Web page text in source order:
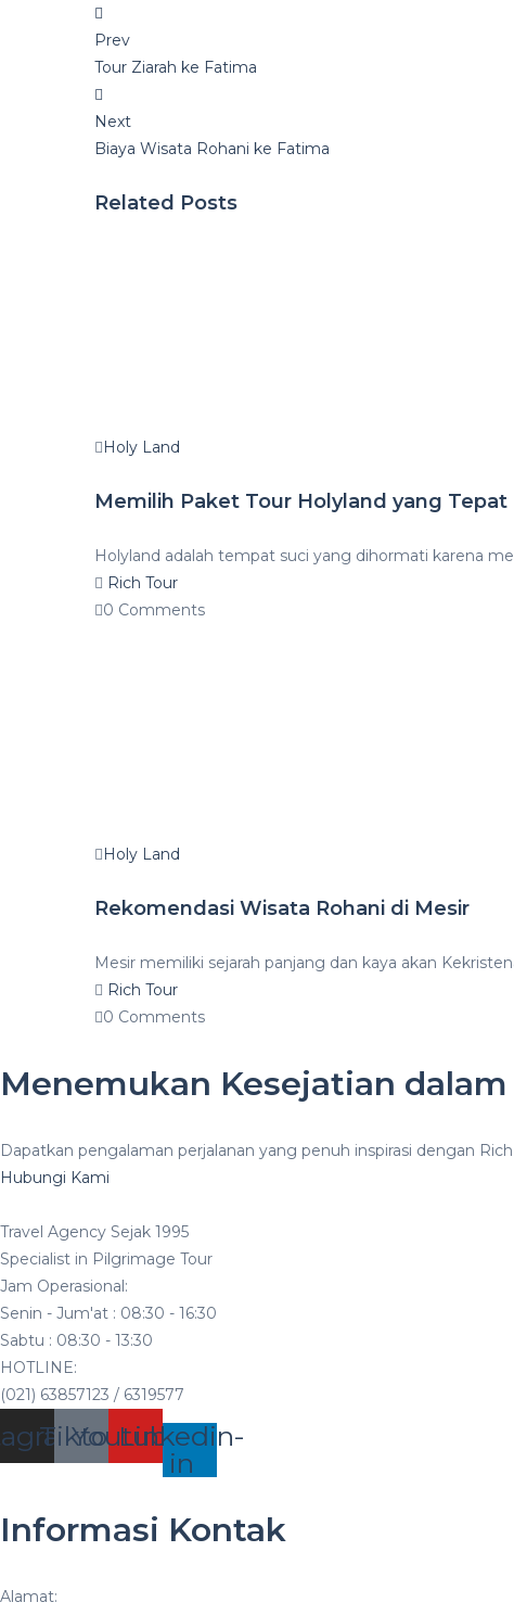
Post
navigation
Prev
Tour Ziarah ke Fatima
Next
Biaya Wisata Rohani ke Fatima
Related Posts
Holy Land
Memilih Paket Tour Holyland yang Tepat
Holyland adalah tempat suci yang dihormati karena
Rich Tour
0 Comments
Holy Land
Rekomendasi Wisata Rohani di Mesir
Mesir memiliki sejarah panjang dan kaya akan
Rich Tour
0 Comments
Menemukan Kesejatian
Dapatkan pengalaman perjalanan yang penuh inspirasi dengan Rich
Hubungi Kami
Travel Agency Sejak 1995
Specialist in Pilgrimage Tour
Jam Operasional:
Senin - Jum'at : 08:30 - 16:30
Sabtu : 08:30 - 13:30
HOTLINE:
(021) 63857123 / 6319577
Tiktok
Youtube
Linkedin-
in
Informasi Kontak
Alamat: